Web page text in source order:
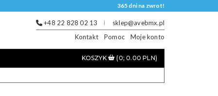
365 dni na zwrot!
+48 22 828 02 13
sklep@avebmx.pl
Kontakt
Pomoc Moje konto
KOSZYK (0; 0.00 PLN)